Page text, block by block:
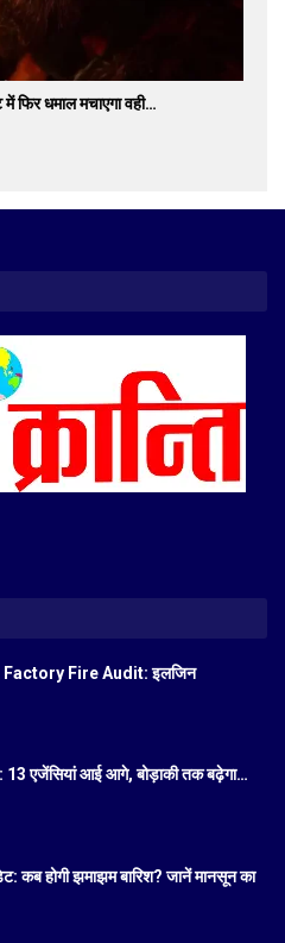
फिर धमाल मचाएगा वही…
Fire Audit: इलजिन
13 एजेंसियां आई आगे, बोड़ाकी तक बढ़ेगा…
कब होगी झमाझम बारिश? जानें मानसून का